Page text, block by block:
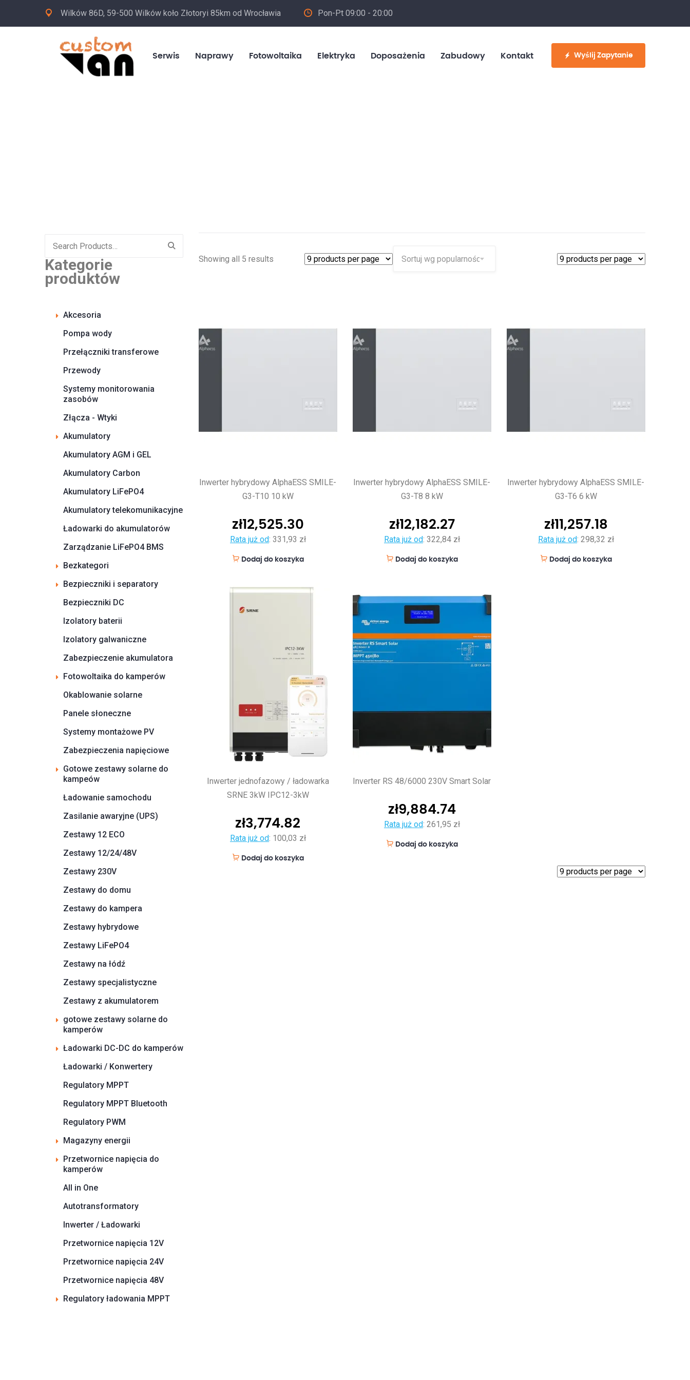
Wilków 86D, 59-500 Wilków koło Złotoryi 85km od Wrocławia Pon-Pt 09:00 - 20:00
530 886 214
Serwis Naprawy Fotowoltaika Elektryka Doposażenia Zabudowy Kontakt Wyślij Zapytanie
Search
Kategorie
produktów
Akcesoria
Pompa wody
Przełączniki transferowe
Przewody
Systemy monitorowania
zasobów
Złącza - Wtyki
Akumulatory
Akumulatory AGM i GEL
Akumulatory Carbon
Akumulatory LiFePO4
Akumulatory telekomunikacyjne
Ładowarki do akumulatorów
Zarządzanie LiFePO4 BMS
Bezkategori
Bezpieczniki i separatory
Bezpieczniki DC
Izolatory baterii
Izolatory galwaniczne
Zabezpieczenie akumulatora
Fotowoltaika do kamperów
Okablowanie solarne
Panele słoneczne
Systemy montażowe PV
Zabezpieczenia napięciowe
Gotowe zestawy solarne do
kampeów
Ładowanie samochodu
Zasilanie awaryjne (UPS)
Zestawy 12 ECO
Zestawy 12/24/48V
Zestawy 230V
Zestawy do domu
Zestawy do kampera
Zestawy hybrydowe
Zestawy LiFePO4
Zestawy na łódź
Zestawy specjalistyczne
Zestawy z akumulatorem
gotowe zestawy solarne do
kamperów
Ładowarki DC-DC do kamperów
Ładowarki / Konwertery
Regulatory MPPT
Regulatory MPPT Bluetooth
Regulatory PWM
Magazyny energii
Przetwornice napięcia do
kamperów
All in One
Autotransformatory
Inwerter / Ładowarki
Przetwornice napięcia 12V
Przetwornice napięcia 24V
Przetwornice napięcia 48V
Regulatory ładowania MPPT
Showing all 5 results
Inwerter hybrydowy AlphaESS SMILE-
G3-T10 10 kW
zł12,525.30
Rata już od: 331,93 zł
Dodaj do koszyka
Inwerter hybrydowy AlphaESS SMILE-
G3-T8 8 kW
zł12,182.27
Rata już od: 322,84 zł
Dodaj do koszyka
Inwerter hybrydowy AlphaESS SMILE-
G3-T6 6 kW
zł11,257.18
Rata już od: 298,32 zł
Dodaj do koszyka
Inwerter jednofazowy / ładowarka
SRNE 3kW IPC12-3kW
zł3,774.82
Rata już od: 100,03 zł
Dodaj do koszyka
Inverter RS 48/6000 230V Smart Solar
zł9,884.74
Rata już od: 261,95 zł
Dodaj do koszyka